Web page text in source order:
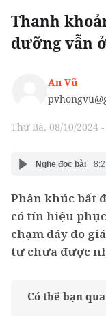
Thanh
dưỡng vẫn
An Vũ
Thứ Ba, 08/10/2024 -
Nghe đọc bài
Phân khúc bất
có tín hiệu
chạm đáy do
tư chưa được
Có thể bạn